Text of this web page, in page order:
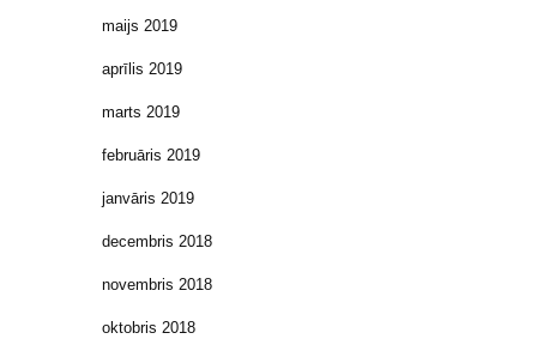
maijs 2019
aprīlis 2019
marts 2019
februāris 2019
janvāris 2019
decembris 2018
novembris 2018
oktobris 2018